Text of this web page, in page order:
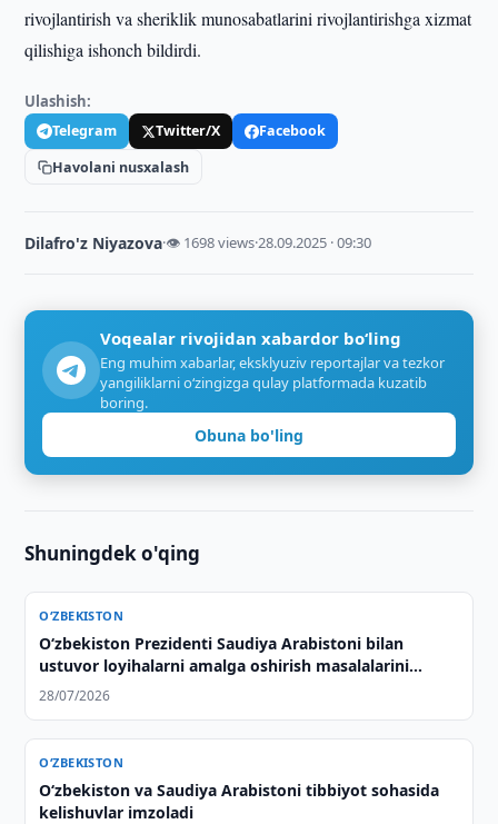
rivojlantirish va sheriklik munosabatlarini rivojlantirishga xizmat
qilishiga ishonch bildirdi.
Ulashish:
Telegram Twitter/X
Facebook
Havolani nusxalash
Dilafro'z Niyazova·👁 1698 views·28.09.2025 · 09:30
Voqealar rivojidan xabardor bo‘ling
Eng muhim xabarlar, eksklyuziv reportajlar va tezkor
yangiliklarni o‘zingizga qulay platformada kuzatib
boring.
Obuna bo'ling
Shuningdek o'qing
O‘ZBEKISTON
Oʻzbekiston Prezidenti Saudiya Arabistoni bilan
ustuvor loyihalarni amalga oshirish masalalarini
muhokama qildi
28/07/2026
O‘ZBEKISTON
Oʻzbekiston va Saudiya Arabistoni tibbiyot sohasida
kelishuvlar imzoladi